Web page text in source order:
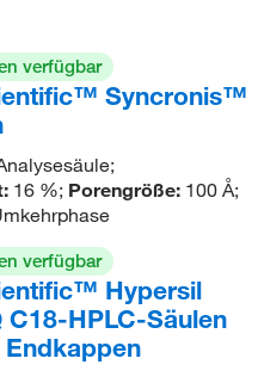
verfügbar
Syncronis™
16 %; Porengröße:100 Å;
verfügbar
Hypersil
HPLC-Säulen